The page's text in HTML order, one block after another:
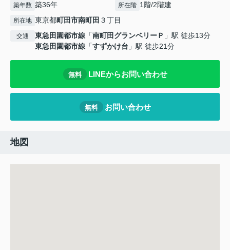
築年数 築36年 所在階 1階/2階建
所在地 東京都町田市南町田 ３丁目
交通 東急田園都市線 「南町田グランベリーＰ 」駅 徒歩13分
東急田園都市線 「すずかけ台 」駅 徒歩21分
無料 LINEからお問い合わせ
無料 お問い合わせ
地図